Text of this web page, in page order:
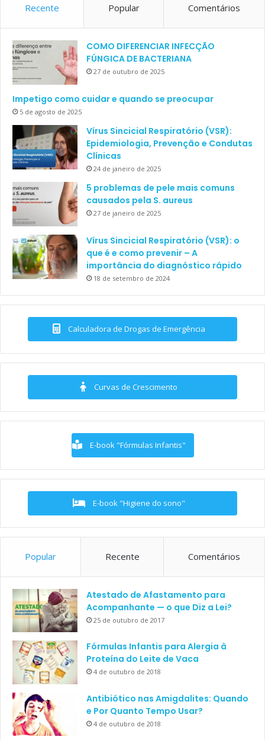
Recente Popular Comentários
COMO DIFERENCIAR INFECÇÃO
FÚNGICA DE BACTERIANA
27 de outubro de 2025
Impetigo como cuidar e quando se preocupar
5 de agosto de 2025
Vírus Sincicial Respiratório (VSR):
Epidemiologia, Prevenção e Condutas
Clínicas
24 de janeiro de 2025
5 problemas de pele mais comuns
causados pela S. aureus
27 de janeiro de 2025
Vírus Sincicial Respiratório (VSR): o
que é e como prevenir – A
importância do diagnóstico rápido
18 de setembro de 2024
Calculadora de Drogas de Emergência
Curvas de Crescimento
E-book "Fórmulas Infantis"
E-book "Higiene do sono"
Popular Recente Comentários
Atestado de Afastamento para
Acompanhante — o que Diz a Lei?
25 de outubro de 2017
Fórmulas Infantis para Alergia à
Proteína do Leite de Vaca
4 de outubro de 2018
Antibiótico nas Amigdalites: Quando
e Por Quanto Tempo Usar?
4 de outubro de 2018